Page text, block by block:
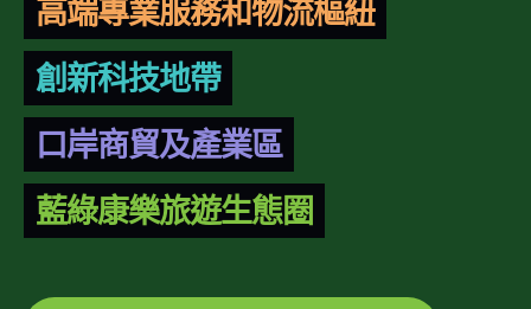
高端專業服務和物流樞紐
創新科技地帶
口岸商貿及產業區
藍綠康樂旅遊生態圈